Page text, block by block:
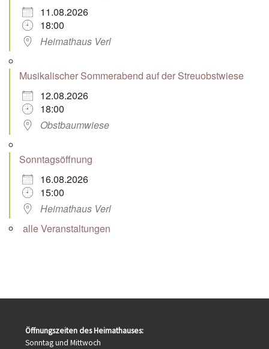
11.08.2026
18:00
Heimathaus Verl
Musikalischer Sommerabend auf der Streuobstwiese
12.08.2026
18:00
Obstbaumwiese
Sonntagsöffnung
16.08.2026
15:00
Heimathaus Verl
alle Veranstaltungen
Öffnungszeiten des Heimathauses:
Sonntag und Mittwoch